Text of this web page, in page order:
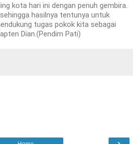
kota hari ini dengan penuh gembira.
hasilnya tentunya untuk
tugas pokok kita sebagai
Dian.(Pendim Pati)